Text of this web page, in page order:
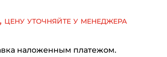
уточняйте у менеджера
наложенным платежом.